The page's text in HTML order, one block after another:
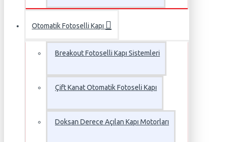
Otomatik Fotoselli Kapı
Breakout Fotoselli Kapı Sistemleri
Çift Kanat Otomatik Fotoseli Kapı
Doksan Derece Açılan Kapı Motorları